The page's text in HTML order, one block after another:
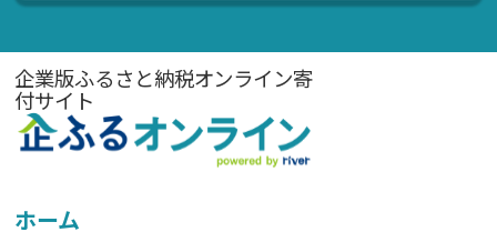
企業版ふるさと納税オンライン寄
付サイト
ホーム